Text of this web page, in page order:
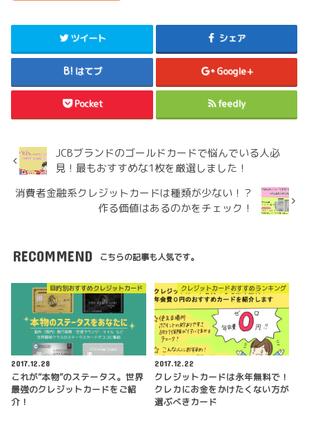
ツイート シェア
はてブ Google+
Pocket feedly
JCBブランドのゴールドカードで悩んでいる人必
見！最もおすすめな1枚を厳選しました！
消費者金融系クレジットカードは種類が少ない！？
作る価値はあるのかをチェック！
RECOMMEND こちらの記事も人気です。
目的別おすすめクレジットカード
2017.12.28
これが“本物”のステータス。世界
最強のクレジットカードをご紹
介！
クレジットカードおすすめランキング
2017.12.22
クレジットカードは永年無料で！
クレカにお金をかけたくない方が
選ぶべきカード